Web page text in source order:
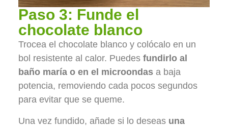
Paso 3: Funde el
chocolate blanco
Trocea el chocolate blanco y colócalo en un
bol resistente al calor. Puedes fundirlo al
baño maría o en el microondasa baja
potencia, removiendo cada pocos segundos
para evitar que se queme.
Una vez fundido, añade si lo deseas una